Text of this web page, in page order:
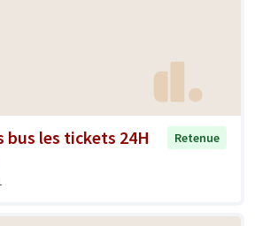
bus les tickets 24H
Retenue